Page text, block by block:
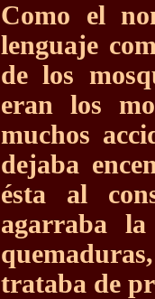
Como el
lenguaje
de los
eran los
muchos
dejaba
ésta al
agarraba
trataba de